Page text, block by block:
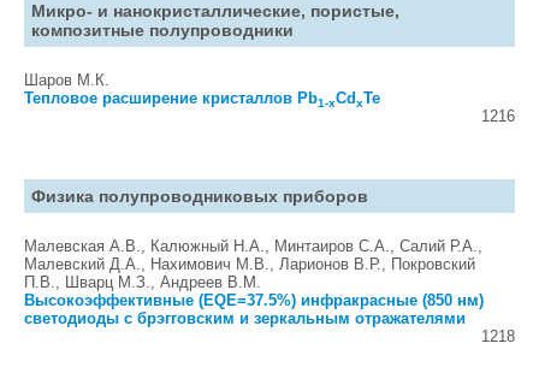
Микро- и нанокристаллические, пористые,
композитные полупроводники
Шаров М.К.
Тепловое расширение кристаллов Pb1-xCdxTe
1216
Физика полупроводниковых приборов
Малевская А.В., Калюжный Н.А., Минтаиров С.А., Салий Р.А.,
Малевский Д.А., Нахимович М.В., Ларионов В.Р., Покровский
П.В., Шварц М.З., Андреев В.М.
Высокоэффективные (EQE=37.5%) инфракрасные (850 нм)
светодиоды с брэгговским и зеркальным отражателями
1218